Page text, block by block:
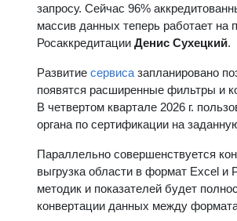
запросу. Сейчас 96%
массив данных теперь работает на
Росаккредитации Денис Сухецкий.
Развитие сервиса запланировано
появятся расширенные фильтры и
В четвертом квартале 2026 г.
органа по сертификации на
Параллельно совершенствуется
выгрузка области в формат Excel и
методик и показателей будет
конвертации данных между